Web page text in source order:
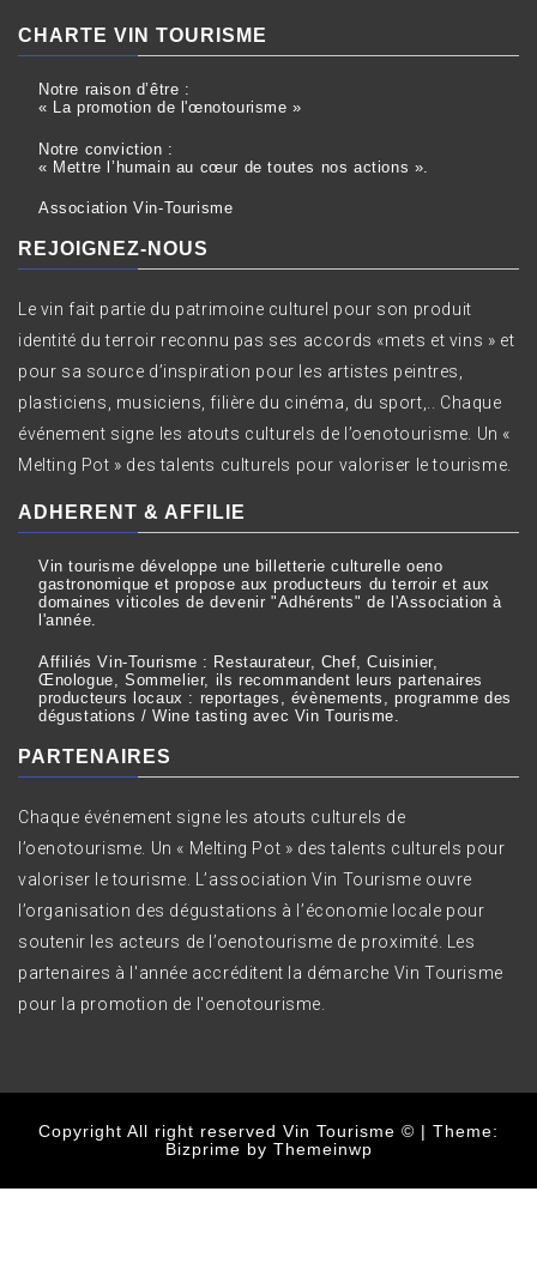
CHARTE VIN TOURISME
Notre raison d’être :
« La promotion de l'œnotourisme »
Notre conviction :
« Mettre l’humain au cœur de toutes nos actions ».
Association Vin-Tourisme
REJOIGNEZ-NOUS
Le vin fait partie du patrimoine culturel pour son produit
identité du terroir reconnu pas ses accords «mets et vins » et
pour sa source d’inspiration pour les artistes peintres,
plasticiens, musiciens, filière du cinéma, du sport,.. Chaque
événement signe les atouts culturels de l’oenotourisme. Un «
Melting Pot » des talents culturels pour valoriser le tourisme.
ADHERENT & AFFILIE
Vin tourisme développe une billetterie culturelle oeno
gastronomique et propose aux producteurs du terroir et aux
domaines viticoles de devenir "Adhérents" de l'Association à
l'année.
Affiliés Vin-Tourisme : Restaurateur, Chef, Cuisinier,
Œnologue, Sommelier, ils recommandent leurs partenaires
producteurs locaux : reportages, évènements, programme des
dégustations / Wine tasting avec Vin Tourisme.
PARTENAIRES
Chaque événement signe les atouts culturels de
l’oenotourisme. Un « Melting Pot » des talents culturels pour
valoriser le tourisme. L’association Vin Tourisme ouvre
l’organisation des dégustations à l’économie locale pour
soutenir les acteurs de l’oenotourisme de proximité. Les
partenaires à l'année accréditent la démarche Vin Tourisme
pour la promotion de l'oenotourisme.
Copyright All right reserved Vin Tourisme © | Theme:
Bizprime by Themeinwp